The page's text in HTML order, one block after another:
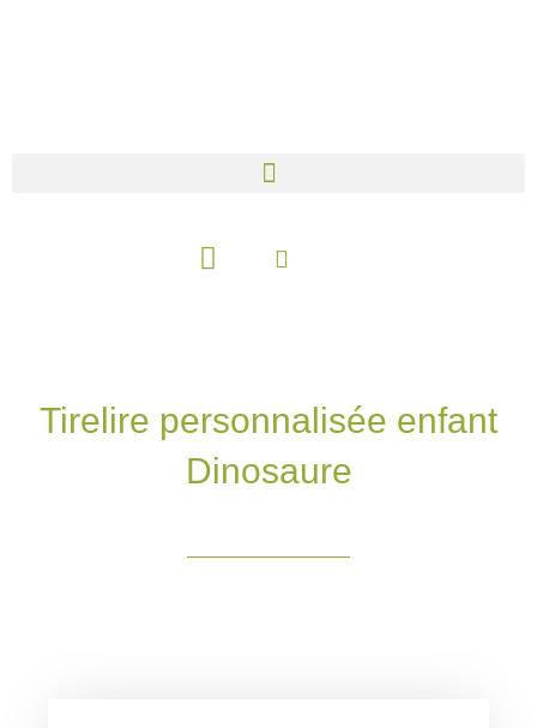
Panier
Tirelire personnalisée enfant
Dinosaure